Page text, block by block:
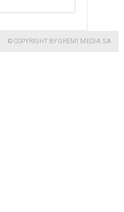
© COPYRIGHT BY GREMI MEDIA SA